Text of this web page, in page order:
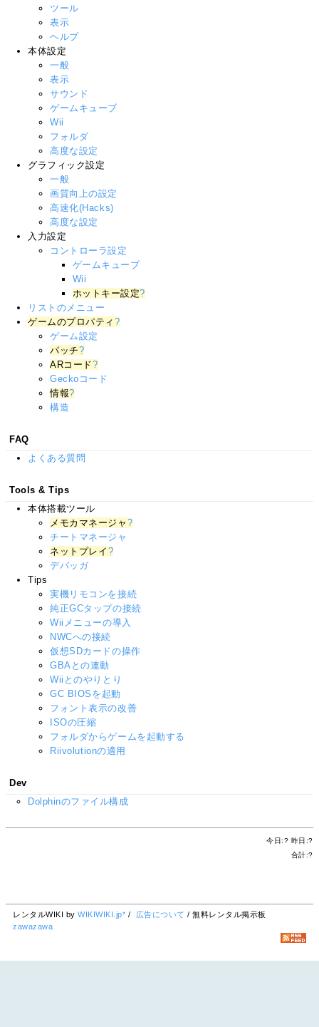
ツール
表示
ヘルプ
本体設定
一般
表示
サウンド
ゲームキューブ
Wii
フォルダ
高度な設定
グラフィック設定
一般
画質向上の設定
高速化(Hacks)
高度な設定
入力設定
コントローラ設定
ゲームキューブ
Wii
ホットキー設定?
リストのメニュー
ゲームのプロパティ ?
ゲーム設定
パッチ?
ARコード?
Geckoコード
情報?
構造
FAQ
よくある質問
Tools & Tips
本体搭載ツール
メモカマネージャ ?
チートマネージャ
ネットプレイ ?
デバッガ
Tips
実機リモコンを接続
純正GCタップの接続
Wiiメニューの導入
NWCへの接続
仮想SDカードの操作
GBAとの連動
Wiiとのやりとり
GC BIOSを起動
フォント表示の改善
ISOの圧縮
フォルダからゲームを起動する
Riivolutionの適用
Dev
Dolphinのファイル構成
今日:? 昨日:?
合計:?
レンタルWIKI byWIKIWIKI.jp* / 広告について / 無料レンタル掲示板
zawazawa